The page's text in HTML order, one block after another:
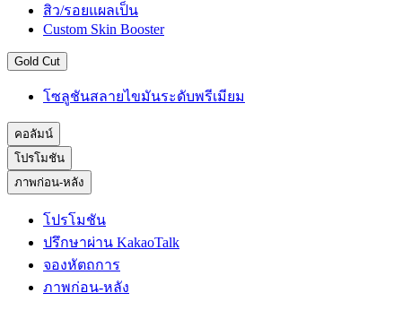
สิว/รอยแผลเป็น
Custom Skin Booster
Gold Cut
โซลูชันสลายไขมันระดับพรีเมียม
คอลัมน์
โปรโมชัน
ภาพก่อน-หลัง
โปรโมชัน
ปรึกษาผ่าน KakaoTalk
จองหัตถการ
ภาพก่อน-หลัง